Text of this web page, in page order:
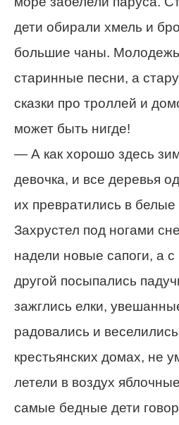
дети обирали хмель и
большие чаны.
старинные песни, а
сказки про троллей и
может быть нигде!
— А как хорошо здесь
девочка, и все деревья
их превратились в
Захрустел под ногами
надели новые сапоги, а
другой посыпались
зажглись елки,
радовались и
крестьянских домах, не
летели в воздух
самые бедные дети